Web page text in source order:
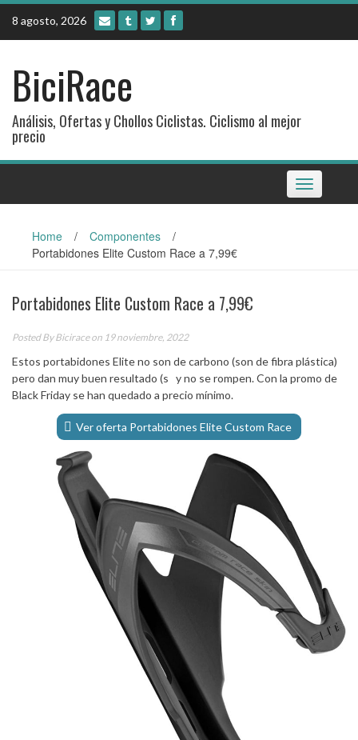
Skip
content
8 agosto, 2026
BiciRace
Análisis, Ofertas y Chollos Ciclistas. Ciclismo al mejor
precio
Toggle
navigation
Home / Componentes
/
Portabidones Elite Custom Race a 7,99€
Portabidones Elite Custom Race a 7,99€
Posted ByBiciraceon 19 noviembre, 2022
Estos portabidones Elite no son de carbono (son de fibra plástica)
pero dan muy buen resultado (s y no se rompen. Con la promo de
Black Friday se han quedado a precio mínimo.
Ver oferta Portabidones Elite Custom Race